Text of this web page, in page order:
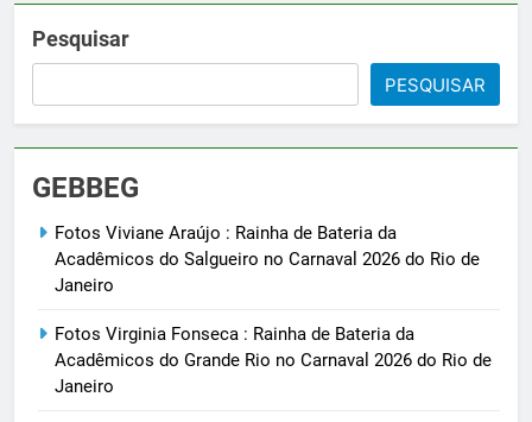
Pesquisar
PESQUISAR
GEBBEG
Fotos Viviane Araújo : Rainha de Bateria da
Acadêmicos do Salgueiro no Carnaval 2026 do Rio de
Janeiro
Fotos Virginia Fonseca : Rainha de Bateria da
Acadêmicos do Grande Rio no Carnaval 2026 do Rio de
Janeiro